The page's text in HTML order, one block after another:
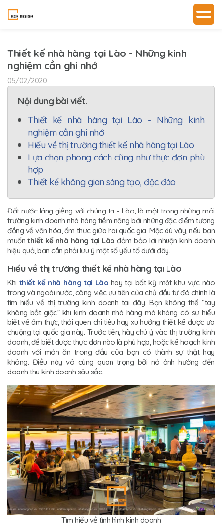
Thiết kế nhà hàng tại Lào - Những kinh
nghiệm cần ghi nhớ
05/02/2020
Nội dung bài viết.
Thiết kế nhà hàng tại Lào - Những kinh
nghiệm cần ghi nhớ
Hiểu về thị trường thiết kế nhà hàng tại Lào
Lựa chọn phong cách cũng như thực đơn phù
hợp
Thiết kế không gian sáng tạo, độc đáo
Đất nước láng giềng với chúng ta - Lào, là một trong những môi
trường kinh doanh nhà hàng tiềm năng bởi những đặc điểm tương
đồng về văn hóa, ẩm thực giữa hai quốc gia. Mặc dù vậy, nếu bạn
muốnthiết kế nhà hàng tại Làođảm bảo lợi nhuận kinh doanh
hiệu quả, bạn cần phải lưu ý một số yếu tố dưới đây.
Hiểu về thị trường thiết kế nhà hàng tại Lào
Khi thiết kế nhà hàng tại Lào hay tại bất kỳ một khu vực nào
trong và ngoài nước, công việc ưu tiên của chủ đầu tư đó chính là
tìm hiểu về thị trường kinh doanh tại đây. Bạn không thể “tay
không bắt giặc” khi kinh doanh nhà hàng mà không có sự hiểu
biết về ẩm thực, thói quen chi tiêu hay xu hướng thiết kế được ưa
chuộng tại quốc gia này. Trước tiên, hãy chú ý vào thị trường kinh
doanh, để biết được thực đơn nào là phù hợp, hoặc kế hoạch kinh
doanh với món ăn trong đầu của bạn có thành sự thật hay
không. Điều này vô cùng quan trọng bởi nó ảnh hưởng đến
doanh thu kinh doanh sâu sắc.
Tìm hiểu về tình hình kinh doanh